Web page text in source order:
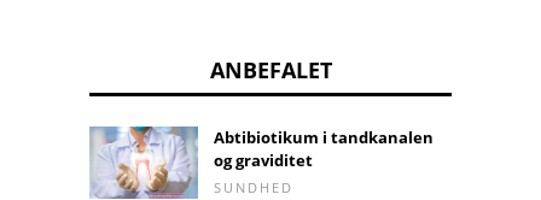
ANBEFALET
Abtibiotikum i tandkanalen
og graviditet
SUNDHED